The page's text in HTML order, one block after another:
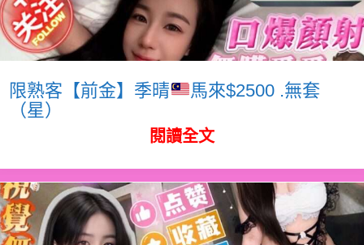
限熟客【前金】季晴
馬來$2500 .無套
（星）
閱讀全文